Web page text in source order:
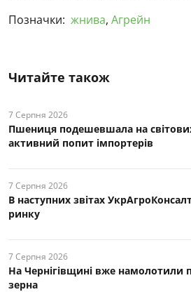
Позначки: жнива, Агрейн
Читайте також
7 Серпня 2026
Пшениця подешевшала на
активний попит імпортерів
7 Серпня 2026
В наступних звітах
ринку
7 Серпня 2026
На Чернігівщині вже намолотили
зерна